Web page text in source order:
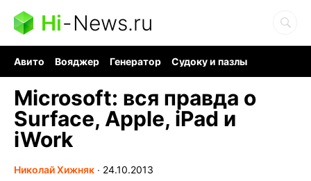
Hi-News.ru
Авито Вояджер Генератор
Судоку и пазлы
Microsoft: вся правда о
Surface, Apple, iPad и
iWork
Николай Хижняк ∙ 24.10.2013